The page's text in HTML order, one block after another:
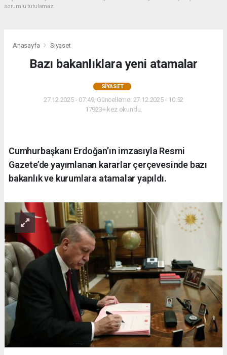
sorumlu tutulamaz.
Anasayfa Siyaset
Bazı bakanlıklara yeni atamalar
SIYASET
27.12.2025 - 07:49, Güncelleme: 27.12.2025 - 10:52
17923+ kez okundu.
Cumhurbaşkanı Erdoğan’ın imzasıyla Resmi
Gazete’de yayımlanan kararlar çerçevesinde bazı
bakanlık ve kurumlara atamalar yapıldı.